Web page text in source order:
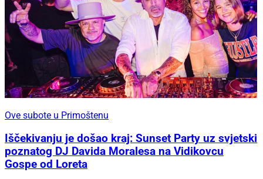
Ove subote u Primoštenu
Iščekivanju je došao kraj: Sunset Party uz svjetski
poznatog DJ Davida Moralesa na Vidikovcu
Gospe od Loreta